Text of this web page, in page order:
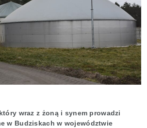
wraz z żoną i synem prowadzi
w Budziskach w województwie